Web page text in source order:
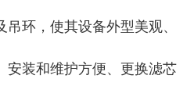
环，使其设备外型美观、
安装和维护方便、更换滤芯